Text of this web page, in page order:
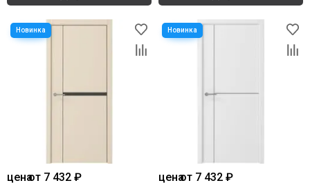
ценаот 7 432 ₽ ценаот 7 432 ₽